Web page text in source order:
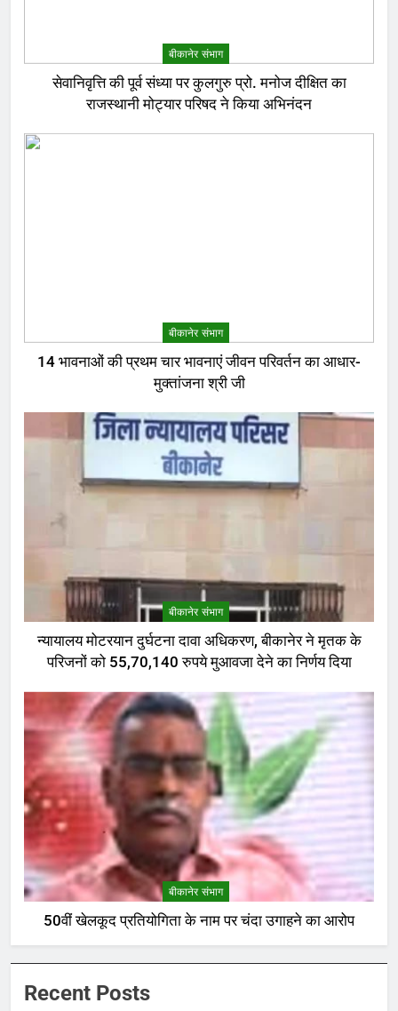
बीकानेर संभाग
सेवानिवृत्ति की पूर्व संध्या पर कुलगुरु प्रो. मनोज दीक्षित का
राजस्थानी मोट्यार परिषद ने किया अभिनंदन
बीकानेर संभाग
14 भावनाओं की प्रथम चार भावनाएं जीवन परिवर्तन का आधार-
मुक्तांजना श्री जी
बीकानेर संभाग
न्यायालय मोटरयान दुर्घटना दावा अधिकरण, बीकानेर ने मृतक के
परिजनों को 55,70,140 रुपये मुआवजा देने का निर्णय दिया
बीकानेर संभाग
50वीं खेलकूद प्रतियोगिता के नाम पर चंदा उगाहने का आरोप
Recent Posts